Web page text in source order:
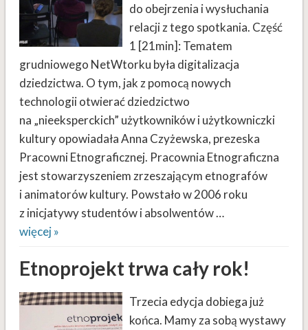
do obejrzenia i wysłuchania
relacji z tego spotkania. Część
1 [21min]: Tematem
grudniowego NetWtorku była digitalizacja
dziedzictwa. O tym, jak z pomocą nowych
technologii otwierać dziedzictwo
na „nieeksperckich” użytkowników i użytkowniczki
kultury opowiadała Anna Czyżewska, prezeska
Pracowni Etnograficznej. Pracownia Etnograficzna
jest stowarzyszeniem zrzeszającym etnografów
i animatorów kultury. Powstało w 2006 roku
z inicjatywy studentów i absolwentów …
więcej »
Etnoprojekt trwa cały rok!
Trzecia edycja dobiega już
końca. Mamy za sobą wystawy